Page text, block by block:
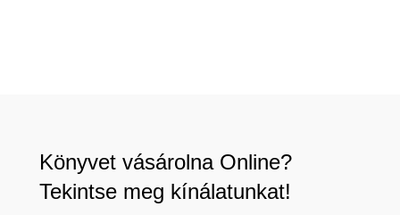
Könyvet vásárolna Online?
Tekintse meg kínálatunkat!